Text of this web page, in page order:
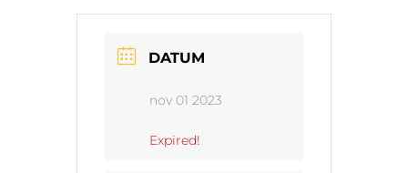
DATUM
nov 01 2023
Expired!